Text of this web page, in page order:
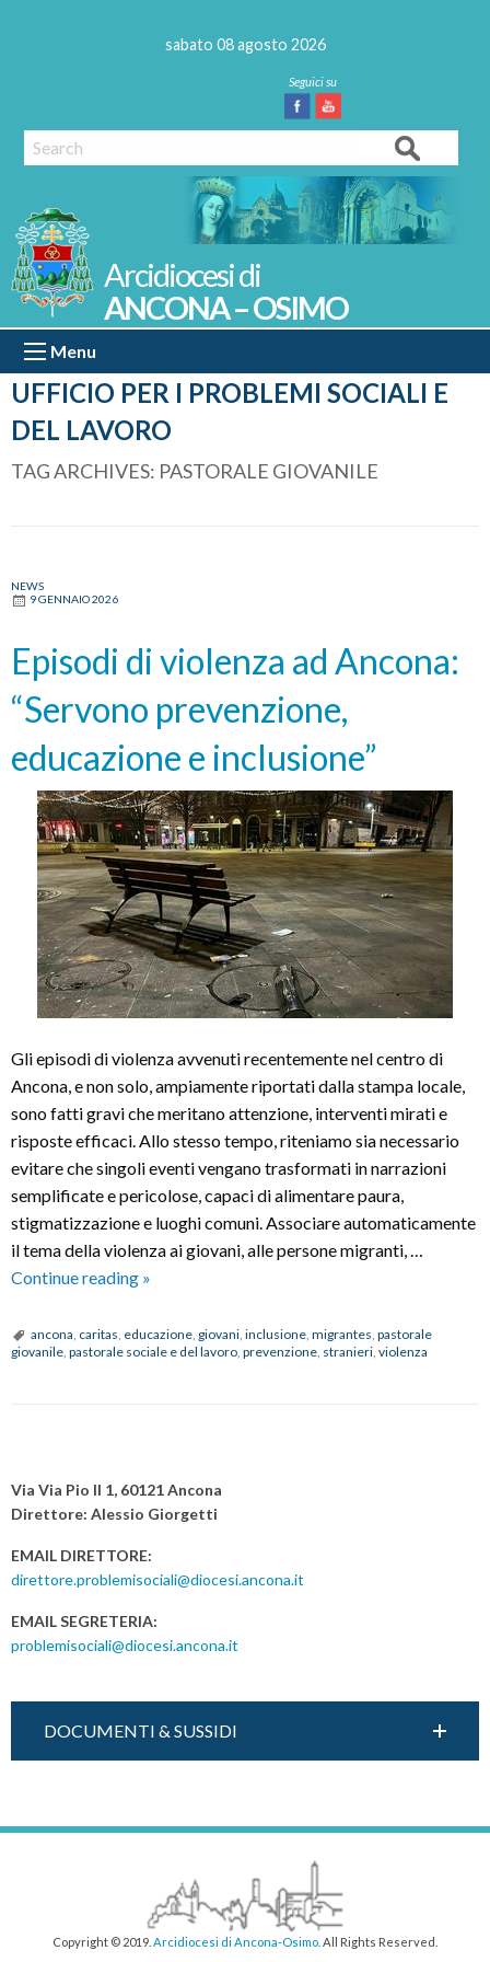
sabato 08 agosto 2026
Facebook
Youtube
Search
UFFICIO PER I PROBLEMI SOCIALI E
DEL LAVORO
ANCONA – OSIMO
Menu
TAG ARCHIVES: PASTORALE GIOVANILE
NEWS
9 GENNAIO 2026
Episodi di violenza ad Ancona:
“Servono prevenzione,
educazione e inclusione”
Gli episodi di violenza avvenuti recentemente nel centro di
Ancona, e non solo, ampiamente riportati dalla stampa locale,
sono fatti gravi che meritano attenzione, interventi mirati e
risposte efficaci. Allo stesso tempo, riteniamo sia necessario
evitare che singoli eventi vengano trasformati in narrazioni
semplificate e pericolose, capaci di alimentare paura,
stigmatizzazione e luoghi comuni. Associare automaticamente
il tema della violenza ai giovani, alle persone migranti, …
Continue reading Episodi
violenza
ad
e
inclusione”
»
ancona caritas educazione giovani inclusione migrantes pastorale
giovanile pastorale sociale e del lavoro prevenzione stranieri violenza
o
s
N
v
i
i
n
Via Via Pio II 1, 60121 Ancona
Direttore: Alessio Giorgetti
EMAIL DIRETTORE:
direttore.problemisociali@diocesi.ancona.it
EMAIL SEGRETERIA:
problemisociali@diocesi.ancona.it
DOCUMENTI & SUSSIDI
Copyright © 2019. Arcidiocesi di Ancona-Osimo. All Rights Reserved.